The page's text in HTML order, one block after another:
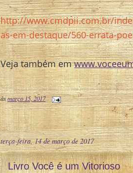
http://www.cmdpii.com.br/
as-em-destaque/560-errata-
Veja também em
àsmarço 15, 2017
terça-feira, 14 de março de 2017
Livro Você é um Vitorioso